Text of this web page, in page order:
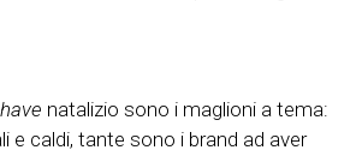
natalizio sono i maglioni a tema:
e caldi, tante sono i brand ad aver